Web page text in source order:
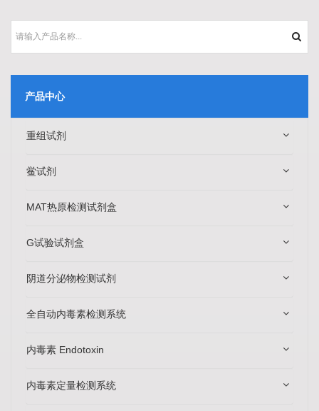
产品中心
重组试剂
鲎试剂
MAT热原检测试剂盒
G试验试剂盒
阴道分泌物检测试剂
全自动内毒素检测系统
内毒素 Endotoxin
内毒素定量检测系统